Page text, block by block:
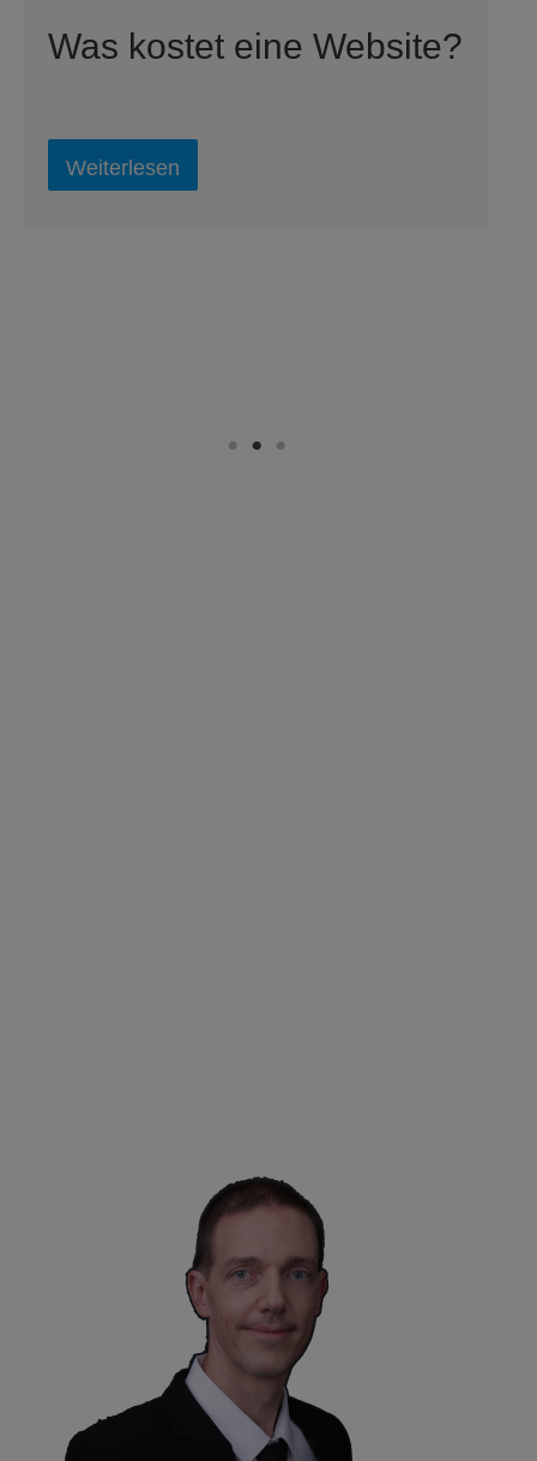
Was kostet eine Website?
Weiterlesen